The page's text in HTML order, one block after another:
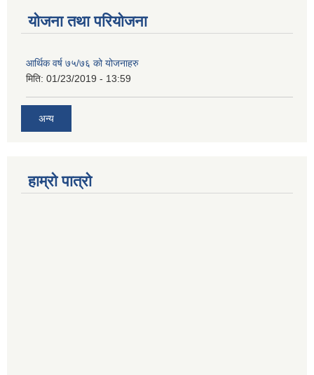
योजना तथा परियोजना
आर्थिक वर्ष ७५/७६ को योजनाहरु
मिति: 01/23/2019 - 13:59
अन्य
हाम्रो पात्रो